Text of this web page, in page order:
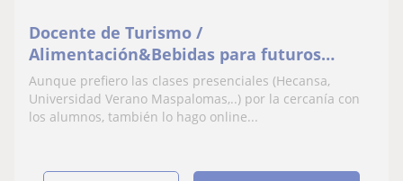
Docente de Turismo /
Alimentación&Bebidas para futuros
gestores
Aunque prefiero las clases presenciales (Hecansa,
Universidad Verano Maspalomas,..) por la cercanía con
los alumnos, también lo hago online...